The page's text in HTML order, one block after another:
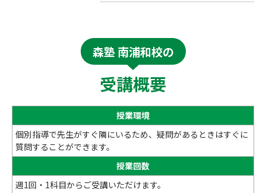
森塾 南浦和校の
受講概要
授業環境
個別指導で先生がすぐ隣にいるため、疑問があるときはすぐに
質問することができます。
授業回数
週1回・1科目からご受講いただけます。